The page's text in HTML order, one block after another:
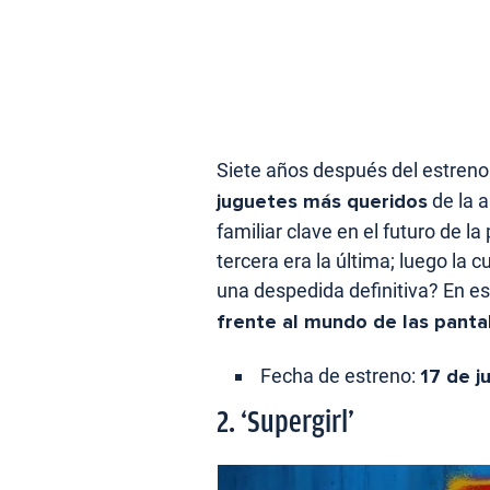
Siete años después del
juguetes más queridosde la
familiar clave en el futuro de
tercera era la última; luego la
una despedida definitiva? En
frente al mundo de las
Fecha de estreno: 17 de
2. ‘Supergirl’